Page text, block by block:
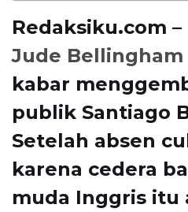
Redaksiku.com –
Jude Bellingham
kabar
publik Santiago
Setelah absen
karena cedera
muda Inggris itu